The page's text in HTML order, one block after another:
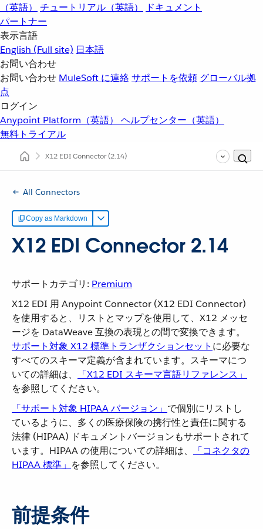
（英語）
チュートリアル（英語）
ドキュメント
パートナー
表示言語
English (Full site) 日本語
お問い合わせ
お問い合わせ MuleSoft に連絡サポートを依頼 グローバル拠
点
ログイン
Anypoint Platform（英語） ヘルプセンター（英語）
無料トライアル
X12 EDI Connector(2.14)
All Connectors
Copy as Markdown
X12 EDI Connector 2.14
サポートカテゴリ: Premium
X12 EDI 用 Anypoint Connector (X12 EDI Connector)
を使用すると、リストとマップを使用して、X12 メッセ
ージを DataWeave 互換の表現との間で変換できます。
サポート対象 X12 標準トランザクションセット ​に必要な
すべてのスキーマ定義が含まれています。スキーマにつ
いての詳細は、​
「X12 EDI スキーマ言語リファレンス」
を参照してください。
「サポート対象 HIPAA バージョン」 ​で個別にリストし
ているように、多くの医療保険の携行性と責任に関する
法律 (HIPAA) ドキュメントバージョンもサポートされて
います。HIPAA の使用についての詳細は、​
「コネクタの
HIPAA 標準」 ​を参照してください。
前提条件